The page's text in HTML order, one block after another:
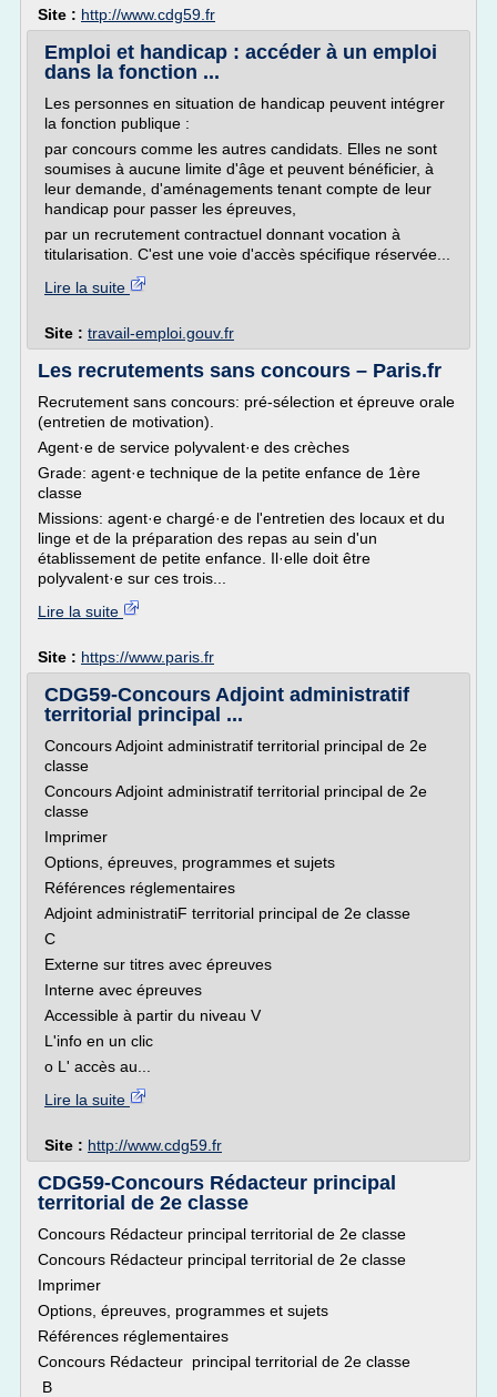
Site : http://www.cdg59.fr
Emploi et handicap : accéder à un emploi
dans la fonction ...
Les personnes en situation de handicap peuvent intégrer
la fonction publique :
par concours comme les autres candidats. Elles ne sont
soumises à aucune limite d'âge et peuvent bénéficier, à
leur demande, d'aménagements tenant compte de leur
handicap pour passer les épreuves,
par un recrutement contractuel donnant vocation à
titularisation. C'est une voie d'accès spécifique réservée...
Lire la suite
Site : travail-emploi.gouv.fr
Les recrutements sans concours – Paris.fr
Recrutement sans concours: pré-sélection et épreuve orale
(entretien de motivation).
Agent·e de service polyvalent·e des crèches
Grade: agent·e technique de la petite enfance de 1ère
classe
Missions: agent·e chargé·e de l'entretien des locaux et du
linge et de la préparation des repas au sein d'un
établissement de petite enfance. Il·elle doit être
polyvalent·e sur ces trois...
Lire la suite
Site : https://www.paris.fr
CDG59-Concours Adjoint administratif
territorial principal ...
Concours Adjoint administratif territorial principal de 2e
classe
Concours Adjoint administratif territorial principal de 2e
classe
Imprimer
Options, épreuves, programmes et sujets
Références réglementaires
Adjoint administratiF territorial principal de 2e classe
C
Externe sur titres avec épreuves
Interne avec épreuves
Accessible à partir du niveau V
L'info en un clic
o L' accès au...
Lire la suite
Site : http://www.cdg59.fr
CDG59-Concours Rédacteur principal
territorial de 2e classe
Concours Rédacteur principal territorial de 2e classe
Concours Rédacteur principal territorial de 2e classe
Imprimer
Options, épreuves, programmes et sujets
Références réglementaires
Concours Rédacteur principal territorial de 2e classe
B